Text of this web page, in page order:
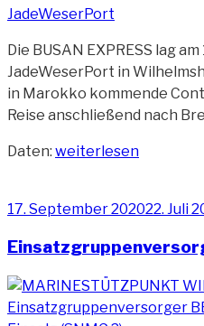
Die BUSAN EXPRESS lag
JadeWeserPort in
in Marokko kommende
Reise anschließend nach
Daten: „Containerschiff
weiterlesen
Veröffentlicht
17. September 202022. Juli